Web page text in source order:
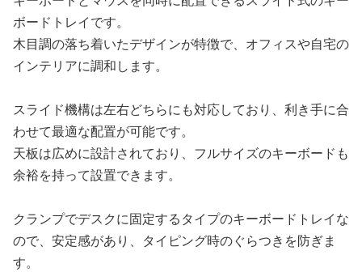
ボードトレイです。
木目調の落ち着いたデザインが特徴で、オフィスや自宅の
インテリアに調和します。
スライド機構は左右どちらにも対応しており、利き手に合
わせて最適な配置が可能です。
天板は広めに設計されており、フルサイズのキーボードも
余裕を持って設置できます。
クランプでデスクに固定するタイプのキーボードトレイな
ので、安定感があり、タイピング時のぐらつきを防ぎま
す。